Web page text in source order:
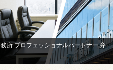
所 プロフェッショナルパートナー 弁